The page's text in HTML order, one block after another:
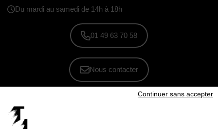
Continuer sans accepter
Du mardi au samedi de 14h à 18h
01 49 63 70 58
Nous contacter